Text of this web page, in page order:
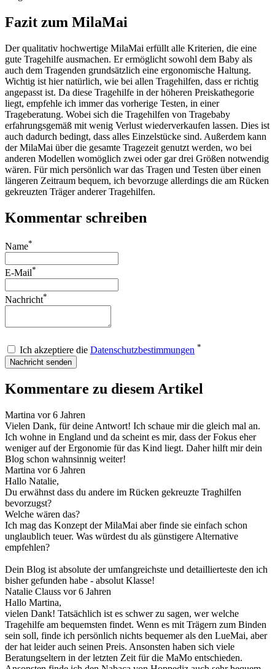
Fazit zum MilaMai
Der qualitativ hochwertige MilaMai erfüllt alle Kriterien, die eine
gute Tragehilfe ausmachen. Er ermöglicht sowohl dem Baby als
auch dem Tragenden grundsätzlich eine ergonomische Haltung.
Wichtig ist hier natürlich, wie bei allen Tragehilfen, dass er richtig
angepasst ist. Da diese Tragehilfe in der höheren Preiskathegorie
liegt, empfehle ich immer das vorherige Testen, in einer
Trageberatung. Wobei sich die Tragehilfen von Tragebaby
erfahrungsgemäß mit wenig Verlust wiederverkaufen lassen. Dies ist
auch dadurch bedingt, dass alles Einzelstücke sind. Außerdem kann
der MilaMai über die gesamte Tragezeit genutzt werden, wo bei
anderen Modellen womöglich zwei oder gar drei Größen notwendig
wären. Für mich persönlich war das Tragen und Testen über einen
längeren Zeitraum bequem, ich bevorzuge allerdings die am Rücken
gekreuzten Träger anderer Tragehilfen.
Kommentar schreiben
Name*
E-Mail*
Nachricht*
Ich akzeptiere die Datenschutzbestimmungen *
Nachricht senden
Kommentare zu diesem Artikel
Martina vor 6 Jahren
Vielen Dank, für deine Antwort! Ich schaue mir die gleich mal an.
Ich wohne in England und da scheint es mir, dass der Fokus eher
weniger auf der Ergonomie für das Kind liegt. Daher hilft mir dein
Blog schon wahnsinnig weiter!
Martina vor 6 Jahren
Hallo Natalie,
Du erwähnst dass du andere im Rücken gekreuzte Traghilfen
bevorzugst?
Welche wären das?
Ich mag das Konzept der MilaMai aber finde sie einfach schon
unglaublich teuer. Was würdest du als günstigere Alternative
empfehlen?
Dein Blog ist absolute der umfangreichste und detaillierteste den ich
bisher gefunden habe - absolut Klasse!
Natalie Clauss vor 6 Jahren
Hallo Martina,
vielen Dank! Tatsächlich ist es schwer zu sagen, wer welche
Tragehilfe am bequemsten findet. Wenn es mit Trägern zum Binden
sein soll, finde ich persönlich nichts bequemer als den LueMai, aber
der hat leider auch seinen Preis. Ansonsten haben sich viele
Beratungseltern in der letzten Zeit für die MaMo entschieden.